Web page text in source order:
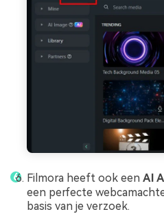
Filmora heeft ook een AI
een perfecte
basis van je verzoek.